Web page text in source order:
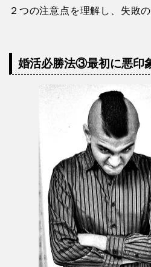
ゲインロス効果がマイナスに
い印象だった長所が、仲良く
理論的には、最初のイメージ